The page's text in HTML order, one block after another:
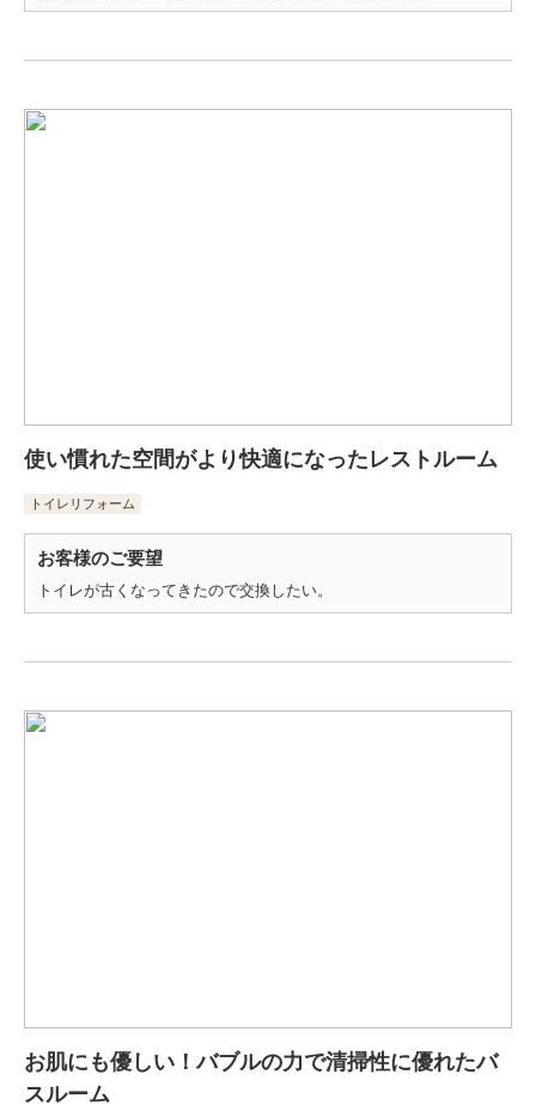
使い慣れた空間がより快適になったレストルーム
トイレリフォーム
お客様のご要望
トイレが古くなってきたので交換したい。
お肌にも優しい！バブルの力で清掃性に優れたバ
スルーム